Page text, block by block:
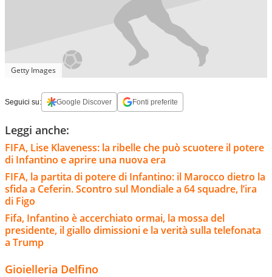
Getty Images
Seguici su: Google Discover Fonti preferite
Leggi anche:
FIFA, Lise Klaveness: la ribelle che può scuotere il potere
di Infantino e aprire una nuova era
FIFA, la partita di potere di Infantino: il Marocco dietro la
sfida a Ceferin. Scontro sul Mondiale a 64 squadre, l’ira
di Figo
Fifa, Infantino è accerchiato ormai, la mossa del
presidente, il giallo dimissioni e la verità sulla telefonata
a Trump
Gioielleria Delfino